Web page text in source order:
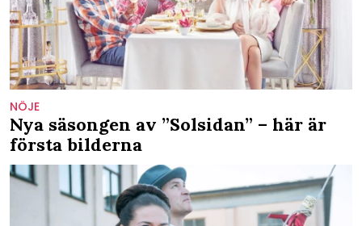
NÖJE
Nya säsongen av ”Solsidan” – här är
första bilderna